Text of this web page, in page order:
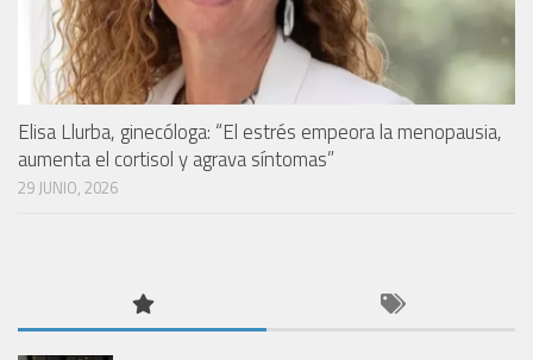
Elisa Llurba, ginecóloga: “El estrés empeora la menopausia,
aumenta el cortisol y agrava síntomas”
29 JUNIO, 2026